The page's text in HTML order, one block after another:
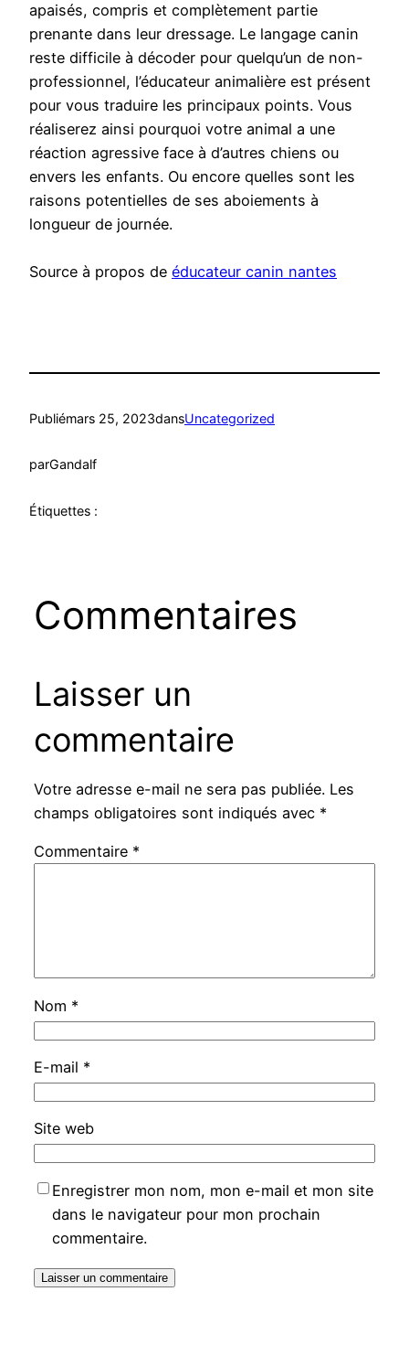
apaisés, compris et complètement partie
prenante dans leur dressage. Le langage canin
reste difficile à décoder pour quelqu’un de non-
professionnel, l’éducateur animalière est présent
pour vous traduire les principaux points. Vous
réaliserez ainsi pourquoi votre animal a une
réaction agressive face à d’autres chiens ou
envers les enfants. Ou encore quelles sont les
raisons potentielles de ses aboiements à
longueur de journée.
Source à propos de éducateur canin nantes
Publiémars 25, 2023dansUncategorized
parGandalf
Étiquettes :
Commentaires
Laisser un
commentaire
Votre adresse e-mail ne sera pas publiée. Les
champs obligatoires sont indiqués avec *
Commentaire *
Nom *
E-mail *
Site web
Enregistrer mon nom, mon e-mail et mon site
dans le navigateur pour mon prochain
commentaire.